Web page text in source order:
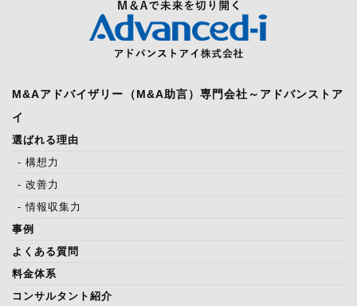
M&Aアドバイザリー（M&A助言）専門会社～アドバンストア
イ
選ばれる理由
- 構想力
- 改善力
- 情報収集力
事例
よくある質問
料金体系
コンサルタント紹介